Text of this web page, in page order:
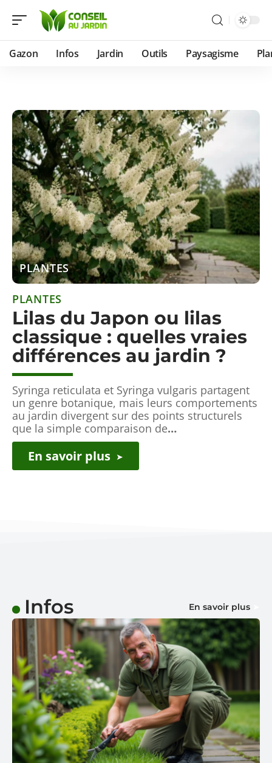
Gazon Infos Jardin Outils Paysagisme
PLANTES
PLANTES
Lilas du Japon ou lilas
classique : quelles vraies
différences au jardin ?
Syringa reticulata et Syringa vulgaris partagent
un genre botanique, mais leurs comportements
au jardin divergent sur des points structurels
que la simple comparaison de…
En savoir plus
Infos En savoir plus